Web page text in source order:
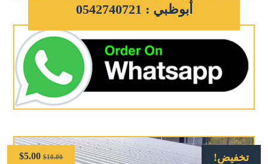
أبوظبي : 0542740721
تخفيض! $10.00
$5.00